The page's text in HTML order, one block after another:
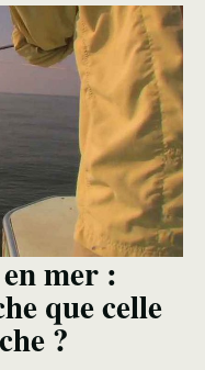
mer :
que celle
?